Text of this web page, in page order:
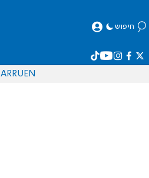
חיפוש
EN
RU
AR